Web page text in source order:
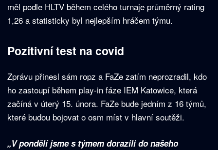
měl podle HLTV během celého turnaje průměrný rating
1,26 a statisticky byl nejlepším hráčem týmu.
Pozitivní test na covid
Zprávu přinesl sám ropz a FaZe zatím neprozradil, kdo
ho zastoupí během play-in fáze IEM Katowice, která
začíná v úterý 15. února. FaZe bude jedním z 16 týmů,
které budou bojovat o osm míst v hlavní soutěži.
„V pondělí jsme s týmem dorazili do našeho